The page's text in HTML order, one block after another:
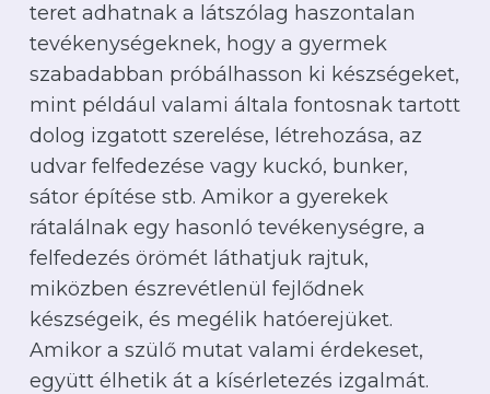
teret adhatnak a látszólag haszontalan
tevékenységeknek, hogy a gyermek
szabadabban próbálhasson ki készségeket,
mint például valami általa fontosnak tartott
dolog izgatott szerelése, létrehozása, az
udvar felfedezése vagy kuckó, bunker,
sátor építése stb. Amikor a gyerekek
rátalálnak egy hasonló tevékenységre, a
felfedezés örömét láthatjuk rajtuk,
miközben észrevétlenül fejlődnek
készségeik, és megélik hatóerejüket.
Amikor a szülő mutat valami érdekeset,
együtt élhetik át a kísérletezés izgalmát.